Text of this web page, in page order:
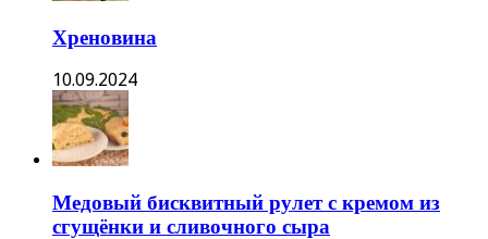
Хреновина
10.09.2024
Медовый бисквитный рулет с кремом из
сгущёнки и сливочного сыра